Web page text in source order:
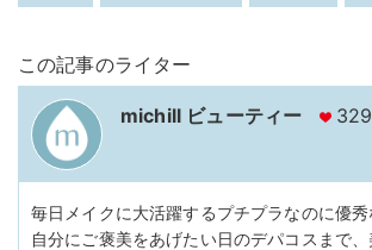
この記事のライター
michill ビューティー
毎日メイクに大活躍するプチプラなのに優秀
自分にご褒美をあげたい日のデパコスまで